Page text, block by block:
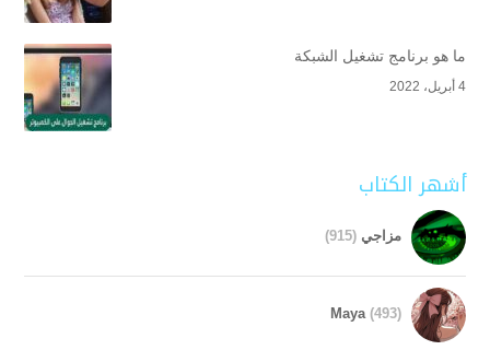
ما هو برنامج تشغيل الشبكة
4 أبريل، 2022
أشهر الكتاب
مزاجي (915)
Maya (493)